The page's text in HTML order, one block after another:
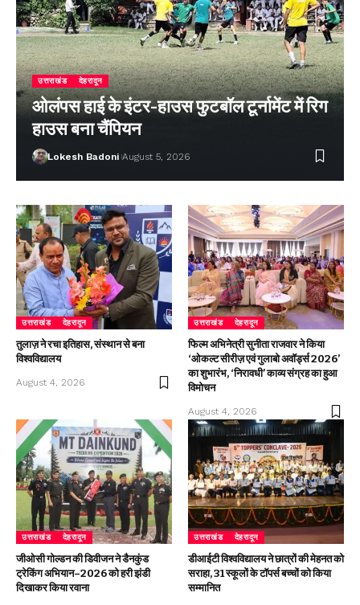
उत्तराखंड देहरादून
ओलंपस हाई के इंटर-हाउस फुटबॉल टूर्नामेंट में रिग
हाउस बना चैंपियन
Lokesh Badoni August 5, 2026
उत्तराखंड देहरादून
तुलाज़ ने रचा इतिहास, संस्थान से बना
विश्वविद्यालय
August 4, 2026
उत्तराखंड देहरादून
फिल्म अभिनेत्री सुनीता राजवार ने किया
‘ओकल्ट सीरीज़ एवं गुलाबो अवॉर्ड्स 2026’
का शुभारंभ, ‘निरावधी’ काव्य संग्रह का हुआ
विमोचन
August 4, 2026
उत्तराखंड देहरादून
जीओसी गोल्डन की डिवीजन ने डैनकुंड
ट्रेकिंग अभियान–2026 को हरी झंडी
दिखाकर किया रवाना
उत्तराखंड देहरादून
डीआईटी विश्वविद्यालय ने छात्रों की मेहनत को
सराहा, 31 स्कूलों के टॉपर्स बच्चों को किया
सम्मानित